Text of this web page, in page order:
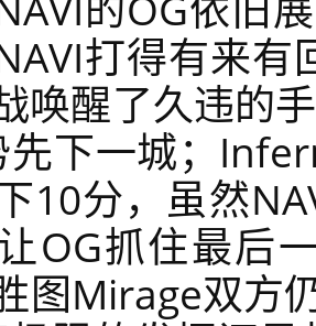
打得有来
唤醒了久违的
先下一城；
10分，虽然
OG抓住最后
图Mirage双方